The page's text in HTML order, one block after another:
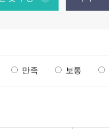
만족 보통